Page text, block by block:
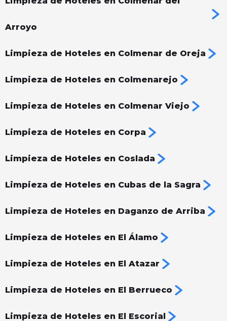
Arroyo
Limpieza de Hoteles en Colmenar de Oreja
Limpieza de Hoteles en Colmenarejo
Limpieza de Hoteles en Colmenar Viejo
Limpieza de Hoteles en Corpa
Limpieza de Hoteles en Coslada
Limpieza de Hoteles en Cubas de la Sagra
Limpieza de Hoteles en Daganzo de Arriba
Limpieza de Hoteles en El Álamo
Limpieza de Hoteles en El Atazar
Limpieza de Hoteles en El Berrueco
Limpieza de Hoteles en El Escorial